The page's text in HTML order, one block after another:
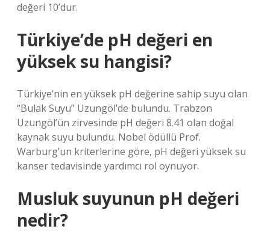
değeri 10’dur.
Türkiye’de pH değeri en
yüksek su hangisi?
Türkiye’nin en yüksek pH değerine sahip suyu olan
“Bulak Suyu” Uzungöl’de bulundu. Trabzon
Uzungöl’ün zirvesinde pH değeri 8.41 olan doğal
kaynak suyu bulundu. Nobel ödüllü Prof.
Warburg’un kriterlerine göre, pH değeri yüksek su
kanser tedavisinde yardımcı rol oynuyor.
Musluk suyunun pH değeri
nedir?